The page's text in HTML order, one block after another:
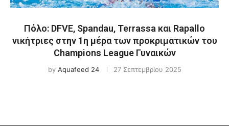
Πόλο: DFVE, Spandau, Terrassa και Rapallo
νικήτριες στην 1η μέρα των προκριματικών του
Champions League Γυναικών
by Aquafeed 24 27 Σεπτεμβρίου 2025